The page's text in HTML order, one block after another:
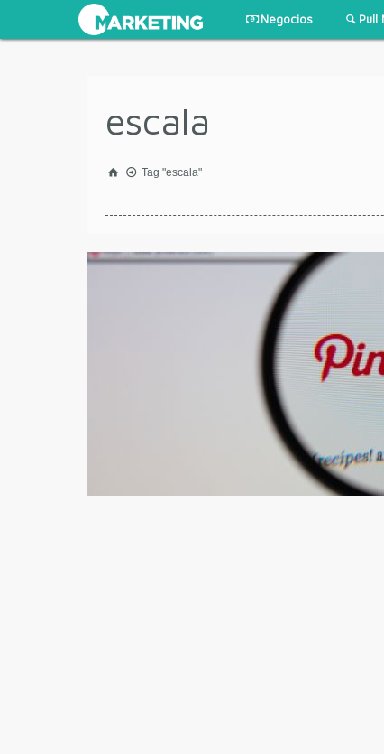
Negocios Pull
escala
Tag "escala"